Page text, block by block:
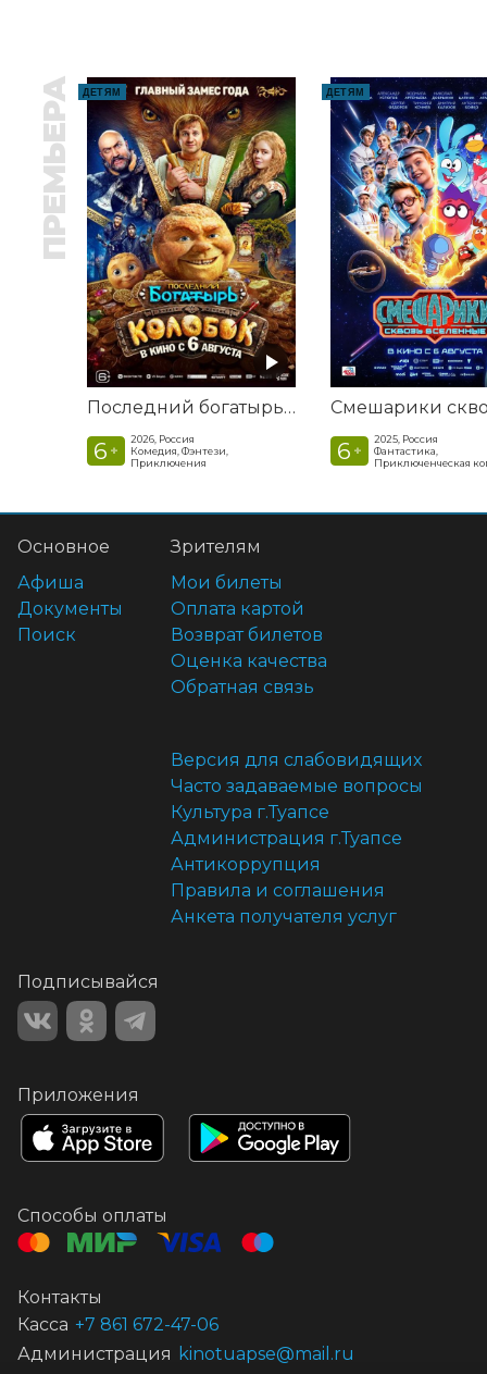
ПРЕМЬЕРА ДЕТЯМ
Последний богатырь. Колобок
6 +
2026, Россия
Комедия, Фэнтези,
Приключения
ДЕТЯМ
6 +
2025, Россия
Фантастика,
Приключенческая
Основное
Афиша
Документы
Поиск
Зрителям
Мои билеты
Оплата картой
Возврат билетов
Оценка качества
Обратная связь
Версия для слабовидящих
Часто задаваемые вопросы
Культура г.Туапсе
Администрация г.Туапсе
Антикоррупция
Правила и соглашения
Анкета получателя услуг
Подписывайся
Приложения
Способы оплаты
Контакты
Касса +7 861 672-47-06
Администрация kinotuapse@mail.ru